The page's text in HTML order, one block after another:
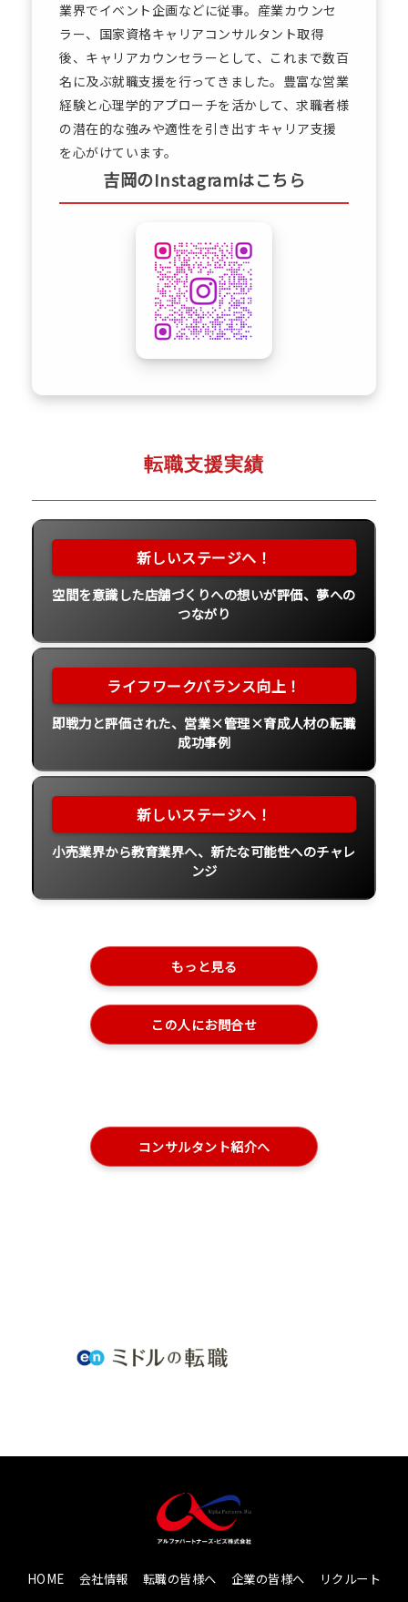
業界でイベント企画などに従事。産業カウンセ
ラー、国家資格キャリアコンサルタント取得
後、キャリアカウンセラーとして、これまで数百
名に及ぶ就職支援を行ってきました。豊富な営業
経験と心理学的アプローチを活かして、求職者様
の潜在的な強みや適性を引き出すキャリア支援
を心がけています。
吉岡のInstagramはこちら
転職支援実績
空間を意識した店舗づくりへの想いが評価、夢への
つながり
即戦力と評価された、営業×管理×育成人材の転職
成功事例
小売業界から教育業界へ、新たな可能性へのチャレ
ンジ
もっと見る
この人にお問合せ
コンサルタント紹介へ
HOME 会社情報 転職の皆様へ 企業の皆様へ リクルート